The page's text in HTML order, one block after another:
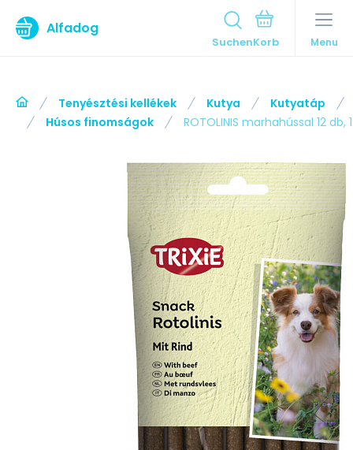
Alfadog
Suchen Menu
Tenyésztési kellékek Kutya
Kutyatáp
Húsos finomságok
ROTOLINIS marhahússal 12 db,